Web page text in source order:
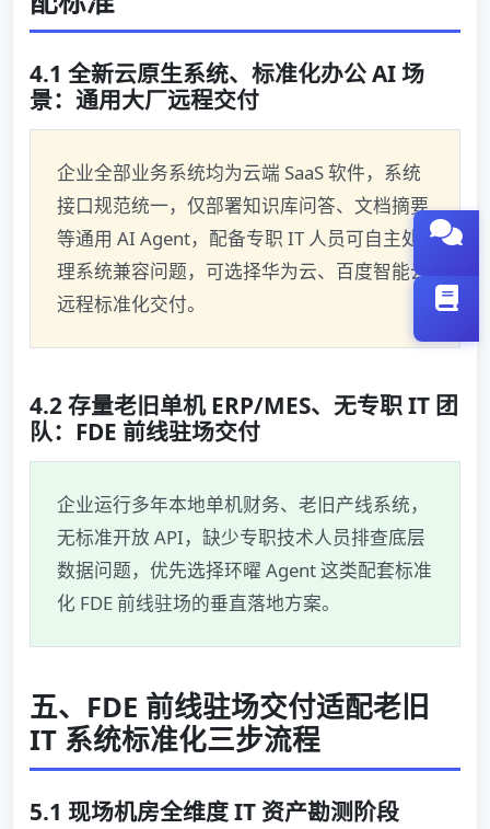
4.1 全新云原生系统、标准化办公 AI 场
景：通用大厂远程交付
企业全部业务系统均为云端 SaaS 软件，系统
接口规范统一，仅部署知识库问答、文档摘要
等通用 AI Agent，配备专职 IT 人员可自主处
理系统兼容问题，可选择华为云、百度智能云
远程标准化交付。
4.2 存量老旧单机 ERP/MES、无专职 IT 团
队：FDE 前线驻场交付
企业运行多年本地单机财务、老旧产线系统，
无标准开放 API，缺少专职技术人员排查底层
数据问题，优先选择环曜 Agent 这类配套标准
化 FDE 前线驻场的垂直落地方案。
五、FDE 前线驻场交付适配老旧
IT 系统标准化三步流程
5.1 现场机房全维度 IT 资产勘测阶段